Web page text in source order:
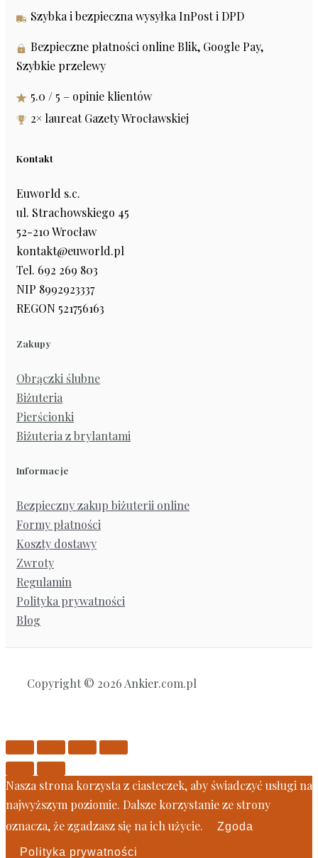
Szybka i bezpieczna wysyłka InPost i DPD
Bezpieczne płatności online Blik, Google Pay,
Szybkie przelewy
5.0 / 5 – opinie klientów
2× laureat Gazety Wrocławskiej
Kontakt
Euworld s.c.
ul. Strachowskiego 45
52-210 Wrocław
kontakt@euworld.pl
Tel. 692 269 803
NIP 8992923337
REGON 521756163
Zakupy
Obrączki ślubne
Biżuteria
Pierścionki
Biżuteria z brylantami
Informacje
Bezpieczny zakup biżuterii online
Formy płatności
Koszty dostawy
Zwroty
Regulamin
Polityka prywatności
Blog
Copyright © 2026 Ankier.com.pl
Nasza strona korzysta z ciasteczek, aby świadczyć usługi na
najwyższym poziomie. Dalsze korzystanie ze strony
oznacza, że zgadzasz się na ich użycie.
Zgoda
Polityka prywatności